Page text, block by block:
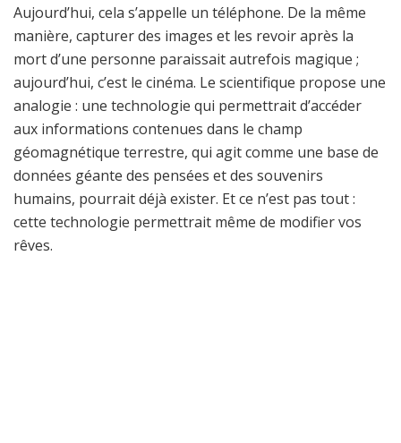
Aujourd’hui, cela s’appelle un téléphone. De la même
manière, capturer des images et les revoir après la
mort d’une personne paraissait autrefois magique ;
aujourd’hui, c’est le cinéma. Le scientifique propose une
analogie : une technologie qui permettrait d’accéder
aux informations contenues dans le champ
géomagnétique terrestre, qui agit comme une base de
données géante des pensées et des souvenirs
humains, pourrait déjà exister. Et ce n’est pas tout :
cette technologie permettrait même de modifier vos
rêves.